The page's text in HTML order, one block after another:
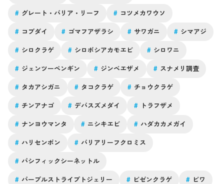
# グレート・バリア・リーフ # コツメカワウソ
# コブダイ # ゴマフアザラシ # サワガニ # シマアジ
# シロクラゲ # シロボシアカモエビ # シロワニ
# ジェンツーペンギン # ジンベエザメ # スナメリ調査
# タカアシガニ # タコクラゲ # チョウクラゲ
# チンアナゴ # デバスズメダイ # トラフザメ
# ナンヨウマンタ # ニシキエビ # ハダカカメガイ
# ハリセンボン # バリアリーフクロミス
# パシフィックシーネットル
# パープルストライプトジェリー # ビゼンクラゲ # ビワ